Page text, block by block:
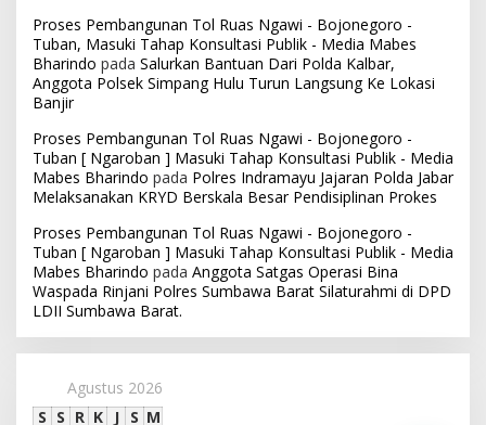
Proses Pembangunan Tol Ruas Ngawi - Bojonegoro -
Tuban, Masuki Tahap Konsultasi Publik - Media Mabes
Bharindo pada Salurkan Bantuan Dari Polda Kalbar,
Anggota Polsek Simpang Hulu Turun Langsung Ke Lokasi
Banjir
Proses Pembangunan Tol Ruas Ngawi - Bojonegoro -
Tuban [ Ngaroban ] Masuki Tahap Konsultasi Publik - Media
Mabes Bharindo pada Polres Indramayu Jajaran Polda Jabar
Melaksanakan KRYD Berskala Besar Pendisiplinan Prokes
Proses Pembangunan Tol Ruas Ngawi - Bojonegoro -
Tuban [ Ngaroban ] Masuki Tahap Konsultasi Publik - Media
Mabes Bharindo pada Anggota Satgas Operasi Bina
Waspada Rinjani Polres Sumbawa Barat Silaturahmi di DPD
LDII Sumbawa Barat.
Agustus 2026
S S R K J S M